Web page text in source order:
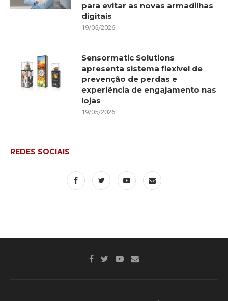
para evitar as novas armadilhas
digitais
19/05/2026
Sensormatic Solutions
apresenta sistema flexível de
prevenção de perdas e
experiência de engajamento nas
lojas
19/05/2026
REDES SOCIAIS